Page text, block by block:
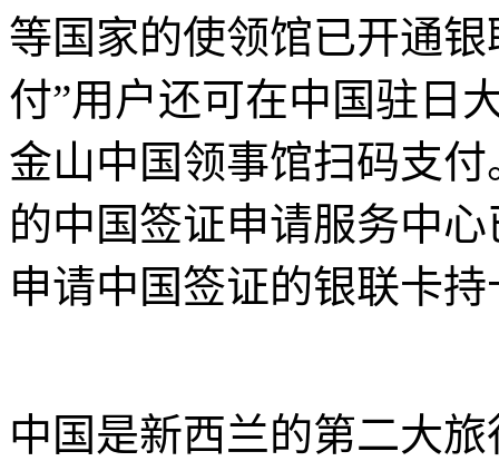
等国家的使领馆已开通
付”用户还可在中国驻日
金山中国领事馆扫码支
的中国签证申请服务中
申请中国签证的银联卡
中国是新西兰的第二大